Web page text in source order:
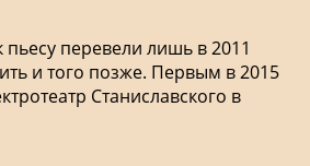
пьесу перевели лишь в 2011
и того позже. Первым в 2015
Станиславского в